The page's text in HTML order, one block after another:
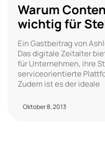
Warum
wichtig für
Ein Gastbeitrag von
Das digitale Zeitalter
für Unternehmen, ihre
serviceorientierte
Zudem ist es der ideale
Oktober 8, 2013